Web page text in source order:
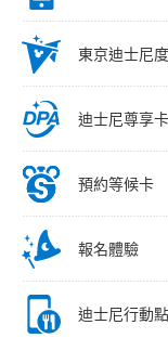
東京迪士尼
迪士尼尊享卡
預約等候卡
報名體驗
迪士尼行動